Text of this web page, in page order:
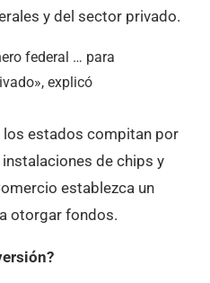
y del sector privado.
federal … para
explicó
los estados compitan por
de chips y
establezca un
otorgar fondos.